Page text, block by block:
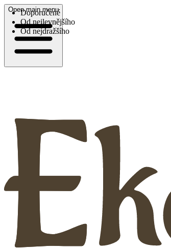
Open main menu
Doporučené
Od nejlevnějšího
Od nejdražšího